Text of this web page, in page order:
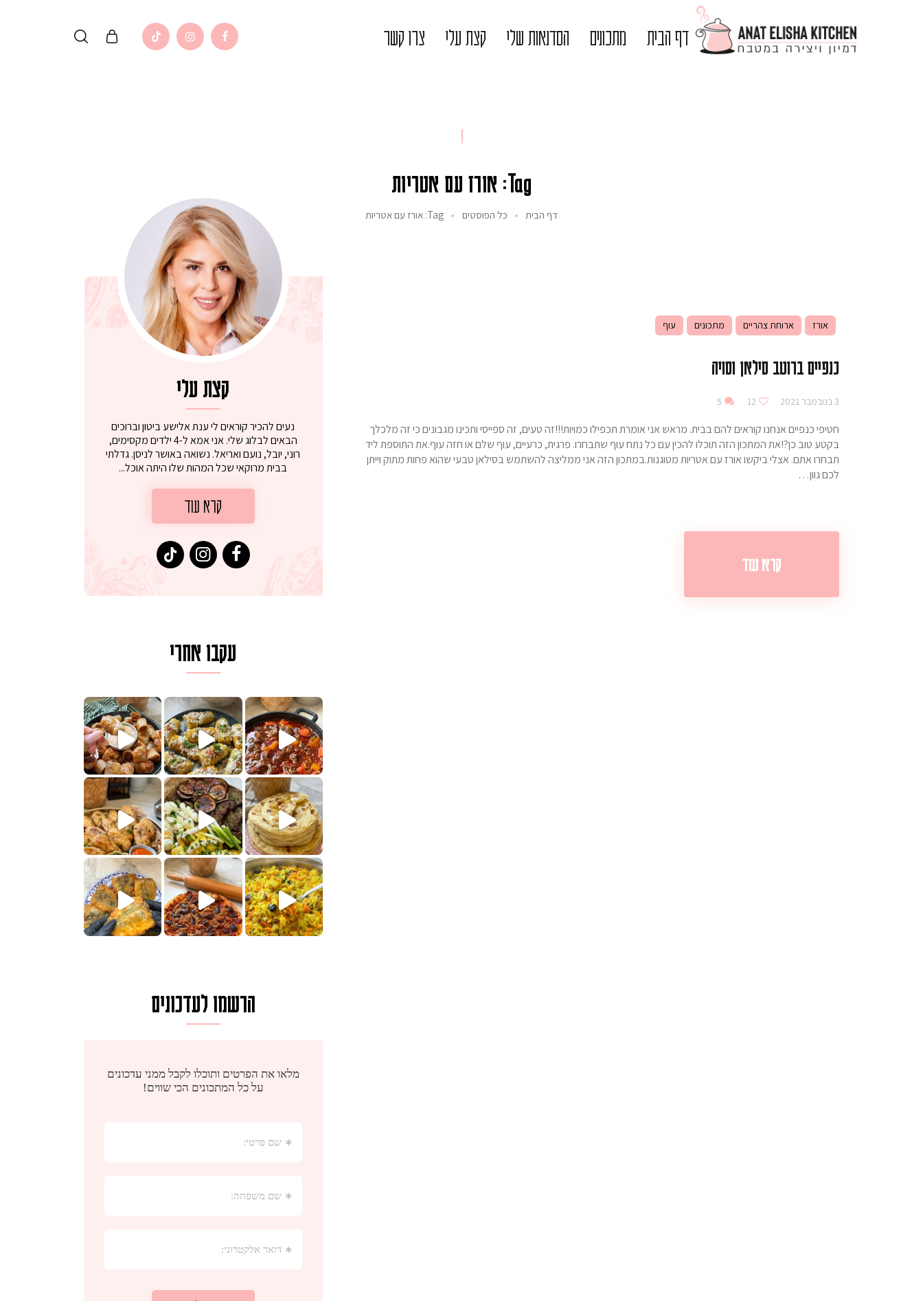
דף הבית מתכונים הסדנאות שלי קצת עלי צרו קשר
Tag: אורז עם אטריות
דף הבית כל הפוסטים Tag: אורז עם אטריות
אורז ארוחת צהריים מתכונים עוף
כנפיים ברוטב סילאן וסויה
3 בנובמבר 2021 12
5
חטיפי כנפיים אנחנו קוראים להם בבית. מראש אני אומרת תכפילו כמויות!!!זה טעים, זה ספייסי ותכינו מגבונים כי זה מלכלך
בקטע טוב כן?!את המתכון הזה תוכלו להכין עם כל נתח עוף שתבחרו. פרגית, כרעיים, עוף שלם או חזה עוף.את התוספת ליד
תבחרו אתם. אצלי ביקשו אורז עם אטריות מטוגנות.במתכון הזה אני ממליצה להשתמש בסילאן טבעי שהוא פחות מתוק וייתן
לכם גוון…
קרא עוד
קצת עלי
נעים להכיר קוראים לי ענת אלישע ביטון וברוכים
הבאים לבלוג שלי. אני אמא ל-4 ילדים מקסימים,
רוני, יובל, נועם ואריאל. נשואה באושר לניסן. גדלתי
בבית מרוקאי שכל המהות שלו היתה אוכל...
קרא עוד
עקבו אחרי
. גולש המר
קלחי תירס צרובים על מחבת עם גבינה בולגרית מעודנת מ
נשנושי פרגיות קריספיים ממכרים שמכינים בכמה דקות עב
לחם מחבת שהוא שילוב של מופלטה וספינז׳, רעיון מעולאז מה בשבילכם? בפ
פסטל טוניסאי לתשעת הימים, חשבתי מה לחדש לכם ונראה
למתכון
פיצה של תשעת הימים ולמה היא נקראת ככה? ההסבר בסרטו
מז׳ווז׳ין או בתרגום לעברית, מחותניםמתכון ראש
הרשמו לעדכונים